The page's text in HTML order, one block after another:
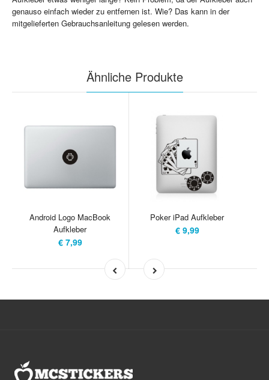
genauso einfach wieder zu entfernen ist. Wie? Das kann in der
mitgelieferten Gebrauchsanleitung gelesen werden.
Ähnliche Produkte
Android Logo MacBook
Aufkleber
€ 7,99
Poker iPad Aufkleber
€ 9,99